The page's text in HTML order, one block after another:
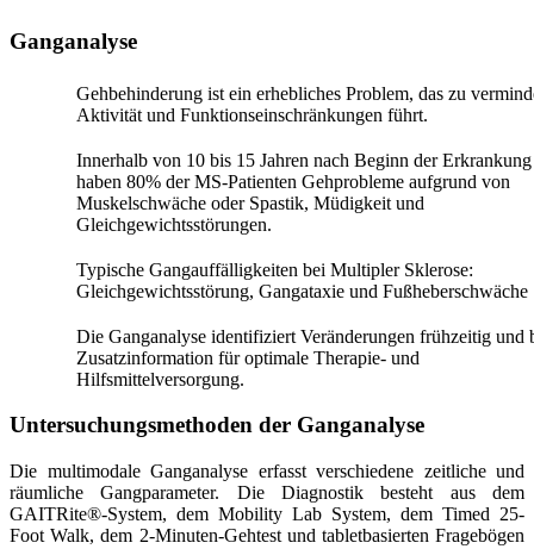
Ganganalyse
Gehbehinderung ist ein erhebliches Problem, das zu
Aktivität und Funktionseinschränkungen führt.
Innerhalb von 10 bis 15 Jahren nach Beginn der Erkrankung
haben 80% der MS-Patienten Gehprobleme aufgrund von
Muskelschwäche oder Spastik, Müdigkeit und
Gleichgewichtsstörungen.
Typische Gangauffälligkeiten bei Multipler Sklerose:
Gleichgewichtsstörung, Gangataxie und Fußheberschwäche
Die Ganganalyse identifiziert Veränderungen frühzeitig und
Zusatzinformation für optimale Therapie- und
Hilfsmittelversorgung.
Untersuchungsmethoden der Ganganalyse
Die multimodale Ganganalyse erfasst verschiedene zeitliche und
räumliche Gangparameter. Die Diagnostik besteht aus dem
GAITRite®-System, dem Mobility Lab System, dem Timed 25-
Foot Walk, dem 2-Minuten-Gehtest und tabletbasierten Fragebögen